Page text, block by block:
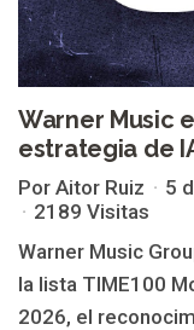
Warner Music
estrategia de
Por Aitor Ruiz
5
2189 Visitas
Warner Music
la lista TIME100
2026, el